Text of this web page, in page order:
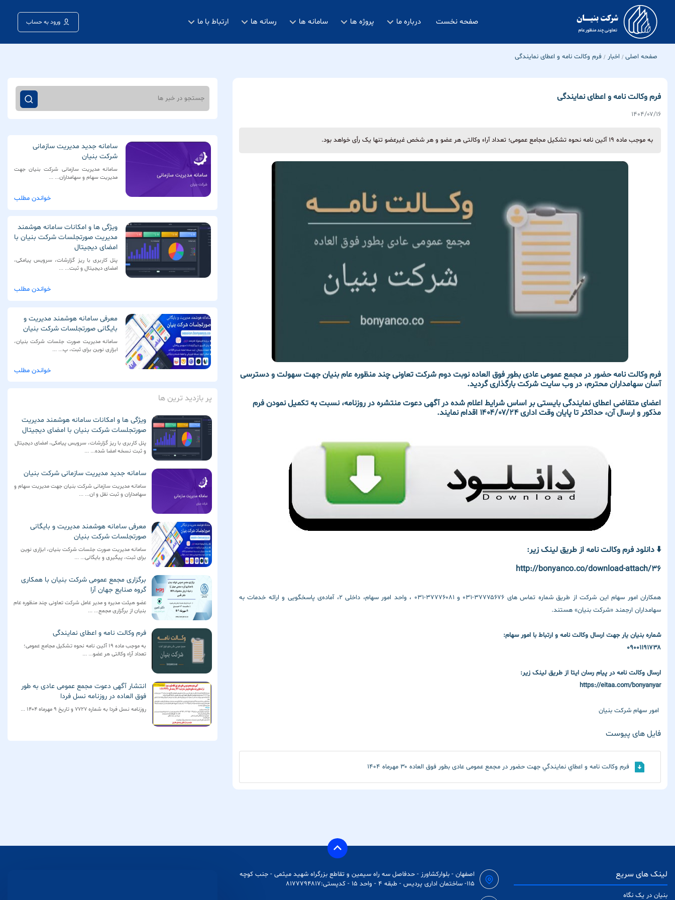
صفحه نخست درباره ما پروژه ها سامانه ها رسانه ها ارتباط با ما ورود به حساب
صفحه اصلی اخبار فرم وکالت نامه و اعطای نمایندگی
فرم وکالت نامه و اعطای نمایندگی
۱۴۰۴/۰۷/۱۶
به موجب ماده 19 آئین نامه نحوه تشکیل مجامع عمومی؛ تعداد آراء وکالتی هر عضو و هر شخص غیرعضو تنها یک رأی خواهد بود.
فرم وكالت نامه حضور در مجمع عمومی عادی بطور فوق العاده نوبت دوم شرکت تعاونی چند منظوره عام بنیان جهت سهولت و دسترسی
آسان سهامداران محترم، در وب سایت شرکت بارگذاری گردید.
اعضای متقاضی اعطای نمایندگی بایستی بر اساس شرایط اعلام شده در آگهی دعوت منتشره در روزنامه، نسبت به تکمیل نمودن فرم
مذکور و ارسال آن، حداکثر تا پایان وقت اداری۱۴۰۴/۰۷/۲۴ اقدام نمایند.
⬇️ دانلود فرم وکالت نامه از طریق لینک زیر:
http://bonyanco.co/download-attach/36
همکاران امور سهام این شرکت از طریق شماره تماس های ۳۷۷۷۵۶۷۶-۰۳۱ و ۳۷۷۷۶۰۸۱-۰۳۱ ، واحد امور سهام، داخلی ۲، آماده‌ی پاسخگویی و ارائه خدمات به
سهامداران ارجمند «شرکت بنیان» هستند.
شماره بنیان یار جهت ارسال وکالت نامه و ارتباط با امور سهام:
۰۹۰۰۱۱۹۱۷۳۸
ارسال وکالت نامه در پیام رسان ایتا از طریق لینک زیر:
https://eitaa.com/bonyanyar
امور سهام شرکت بنیان
فایل های پیوست
فرم وكالت نامه و اعطاي نمايندگي جهت حضور در مجمع عمومی عادی بطور فوق العاده ۳۰ مهرماه 1404
سامانه جدید مدیریت سازمانی
شرکت بنیان
سامانه مدیریت سازمانی شرکت بنیان جهت
مدیریت سهام و سهامداران... ...
خواندن مطلب
ویژگی ها و امکانات سامانه هوشمند
مدیریت صورتجلسات شرکت بنیان با
امضای دیجیتال
پنل کاربری با ریز گزارشات، سرویس پیامکی،
امضای دیجیتال و ثبت... ...
خواندن مطلب
معرفی سامانه هوشمند مدیریت و
بایگانی صورتجلسات شرکت بنیان
سامانه مدیریت صورت جلسات شرکت بنیان،
ابزاری نوین برای ثبت، پ... ...
خواندن مطلب
پر بازدید ترین ها
ویژگی ها و امکانات سامانه هوشمند مدیریت
صورتجلسات شرکت بنیان با امضای دیجیتال
پنل کاربری با ریز گزارشات، سرویس پیامکی، امضای دیجیتال
و ثبت نسخه امضا شده... ...
سامانه جدید مدیریت سازمانی شرکت بنیان
سامانه مدیریت سازمانی شرکت بنیان جهت مدیریت سهام و
سهامداران و ثبت نقل و ان... ...
معرفی سامانه هوشمند مدیریت و بایگانی
صورتجلسات شرکت بنیان
سامانه مدیریت صورت جلسات شرکت بنیان، ابزاری نوین
برای ثبت، پیگیری و بایگانی... ...
برگزاری مجمع عمومی شرکت بنیان با همکاری
گروه صنایع جهان آرا
عضو هیئت مدیره و مدیر عامل شرکت تعاونی چند منظوره عام
بنیان از برگزاری مجمع... ...
فرم وکالت نامه و اعطای نمایندگی
به موجب ماده 19 آئین نامه نحوه تشکیل مجامع عمومی؛
تعداد آراء وکالتی هر عضو... ...
انتشار آگهی دعوت مجمع عمومی عادی به طور
فوق العاده در روزنامه نسل فردا
روزنامه نسل فردا به شماره 7727 و تاریخ 9 مهرماه 1404 ...
لینک های سریع
بنیان در یک نگاه
اصفهان - بلوارکشاورز - حدفاصل سه راه سیمین و تقاطع بزرگراه شهید میثمی - جنب کوچه
115- ساختمان اداری پردیس - طبقه ۴ - واحد ١۵ - کدپستی:۸۱۷۷۷۹۴۸۱۷